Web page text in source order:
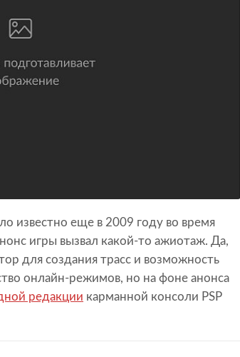
известно еще в 2009 году во время
игры вызвал какой-то ажиотаж. Да,
для создания трасс и возможность
онлайн-режимов, но на фоне анонса
редакции карманной консоли PSP